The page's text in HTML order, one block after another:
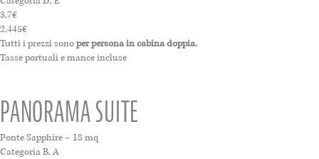
3,7€
2,445€
Tutti i prezzi sonoper persona in cabina doppia.
Tasse portuali e mance incluse
PANORAMA SUITE
Ponte Sapphire – 18 mq
Categoria B, A